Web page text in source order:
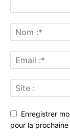
Enregistrer
pour la